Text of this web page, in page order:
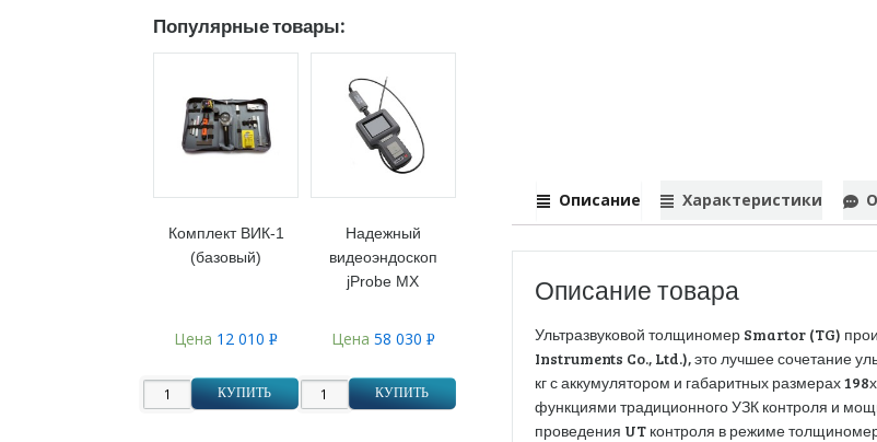
Описание Характеристики
Описание товара
Ультразвуковой толщиномер Smartor (TG)
Instruments Co., Ltd.), это лучшее сочетание
кг с аккумулятором и габаритных размерах
функциями традиционного УЗК контроля и
проведения UT контроля в режиме
Популярные товары:
Комплект ВИК-1
(базовый)
Цена 12 010Р
КУПИТЬ
Надежный
видеоэндоскоп
jProbe MX
Цена 58 030 Р
КУПИТЬ